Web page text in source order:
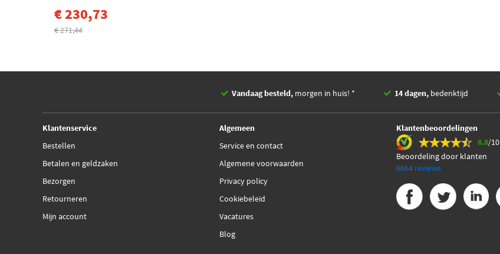
€ 230,73
€ 271,44
Vandaag besteld, morgen in huis! * 14 dagen, bedenktijd
Klantenservice
Bestellen
Betalen en geldzaken
Bezorgen
Retourneren
Mijn account
Algemeen
Service en contact
Algemene voorwaarden
Privacy policy
Cookiebeleid
Vacatures
Blog
Klantenbeoordelingen
8.8/10
Beoordeling door klanten
6664 reviews